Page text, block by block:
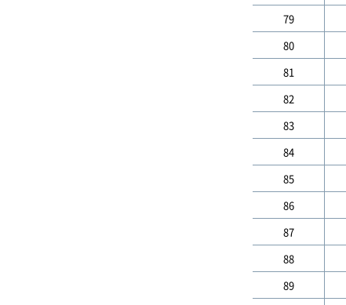
79
80
81
82
83
84
85
86
87
88
89